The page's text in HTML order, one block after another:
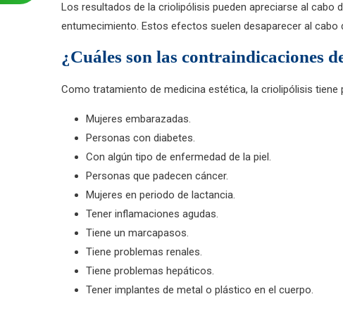
Los resultados de la criolipólisis pueden apreciarse al cabo
entumecimiento. Estos efectos suelen desaparecer al cabo
¿Cuáles son las contraindicaciones
Como tratamiento de medicina estética, la criolipólisis
Mujeres embarazadas.
Personas con diabetes.
Con algún tipo de enfermedad de la piel.
Personas que padecen cáncer.
Mujeres en periodo de lactancia.
Tener inflamaciones agudas.
Tiene un marcapasos.
Tiene problemas renales.
Tiene problemas hepáticos.
Tener implantes de metal o plástico en el cuerpo.